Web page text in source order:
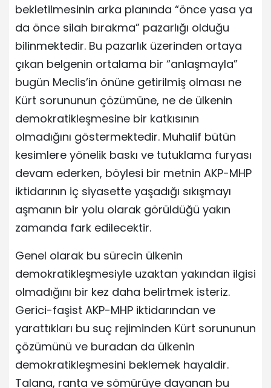
bekletilmesinin arka planında “önce yasa ya
da önce silah bırakma” pazarlığı olduğu
bilinmektedir. Bu pazarlık üzerinden ortaya
çıkan belgenin ortalama bir “anlaşmayla”
bugün Meclis’in önüne getirilmiş olması ne
Kürt sorununun çözümüne, ne de ülkenin
demokratikleşmesine bir katkısının
olmadığını göstermektedir. Muhalif bütün
kesimlere yönelik baskı ve tutuklama furyası
devam ederken, böylesi bir metnin AKP-MHP
iktidarının iç siyasette yaşadığı sıkışmayı
aşmanın bir yolu olarak görüldüğü yakın
zamanda fark edilecektir.
Genel olarak bu sürecin ülkenin
demokratikleşmesiyle uzaktan yakından ilgisi
olmadığını bir kez daha belirtmek isteriz.
Gerici-faşist AKP-MHP iktidarından ve
yarattıkları bu suç rejiminden Kürt sorununun
çözümünü ve buradan da ülkenin
demokratikleşmesini beklemek hayaldir.
Talana, ranta ve sömürüye dayanan bu